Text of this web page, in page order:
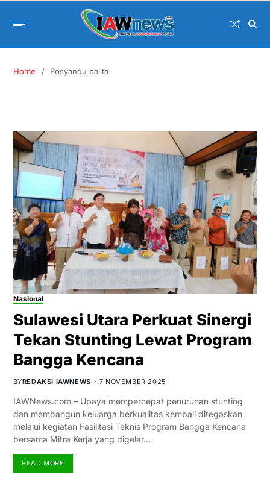
Home Posyandu balita
Nasional
Sulawesi Utara Perkuat Sinergi
Tekan Stunting Lewat Program
Bangga Kencana
BYREDAKSI IAWNEWS 7 NOVEMBER 2025
IAWNews.com – Upaya mempercepat penurunan stunting
dan membangun keluarga berkualitas kembali ditegaskan
melalui kegiatan Fasilitasi Teknis Program Bangga Kencana
bersama Mitra Kerja yang digelar…
READ MORE